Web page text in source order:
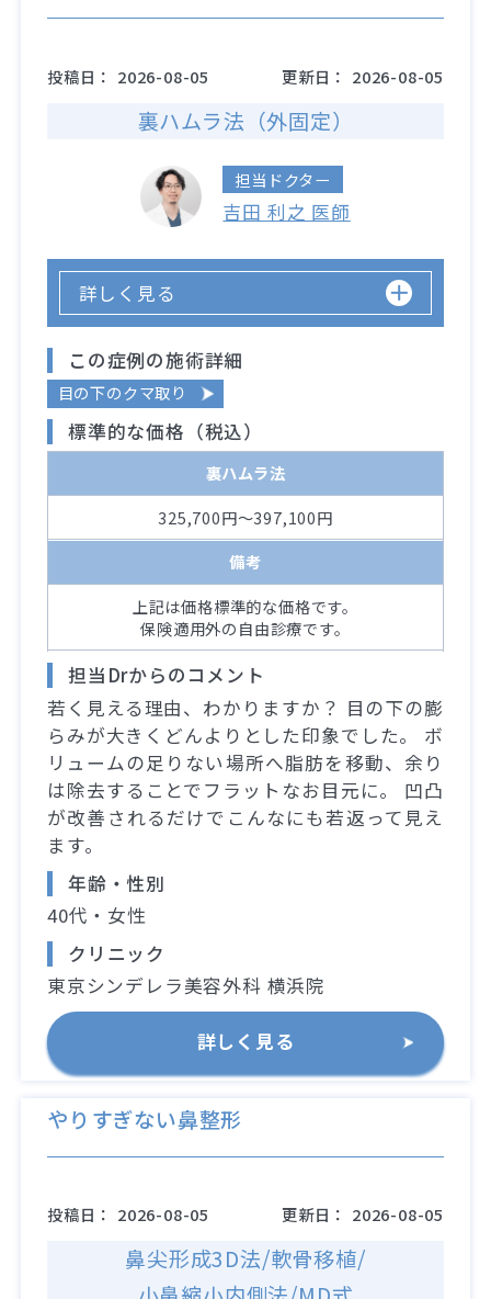
投稿日： 2026-08-05 更新日： 2026-08-05
裏ハムラ法（外固定）
担当ドクター
吉田 利之 医師
詳しく見る
この症例の施術詳細
目の下のクマ取り
標準的な価格（税込）
裏ハムラ法
325,700円～397,100円
備考
上記は価格標準的な価格です。
保険適用外の自由診療です。
担当Drからのコメント
若く見える理由、わかりますか？ 目の下の膨
らみが大きくどんよりとした印象でした。 ボ
リュームの足りない場所へ脂肪を移動、余り
は除去することでフラットなお目元に。 凹凸
が改善されるだけでこんなにも若返って見え
ます。
年齢・性別
40代・女性
クリニック
東京シンデレラ美容外科 横浜院
詳しく見る
やりすぎない鼻整形
投稿日： 2026-08-05 更新日： 2026-08-05
鼻尖形成3D法/軟骨移植/